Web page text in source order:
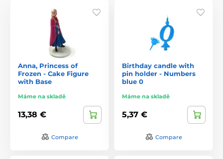
Anna, Princess of
Frozen - Cake Figure
with Base
Máme na skladě
13,38 €
Compare
Birthday candle with
pin holder - Numbers
blue 0
Máme na skladě
5,37 €
Compare